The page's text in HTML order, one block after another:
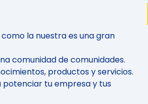
la nuestra es una gran
comunidad de comunidades.
productos y servicios.
potenciar tu empresa y tus